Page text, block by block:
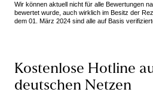
Wir können aktuell nicht für alle Bewertungen
bewertet wurde, auch wirklich im Besitz der
dem 01. März 2024 sind alle auf Basis
Kostenlose Hotline
deutschen Netzen